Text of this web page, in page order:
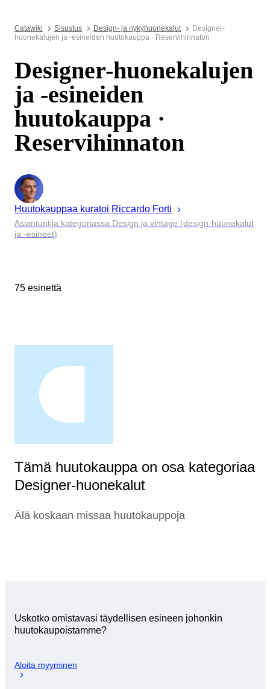
Catawiki Sisustus Design- ja nykyhuonekalut
Designer-
huonekalujen ja -esineiden huutokauppa · Reservihinnaton
Designer-huonekalujen
ja -esineiden
huutokauppa ·
Reservihinnaton
Huutokauppaa kuratoi Riccardo Forti
Asiantuntija kategoriassa Design ja vintage (design-huonekalut
ja -esineet)
75 esinettä
Tämä huutokauppa on osa kategoriaa
Designer-huonekalut
Älä koskaan missaa huutokauppoja
Uskotko omistavasi täydellisen esineen johonkin
huutokaupoistamme?
Aloita myyminen